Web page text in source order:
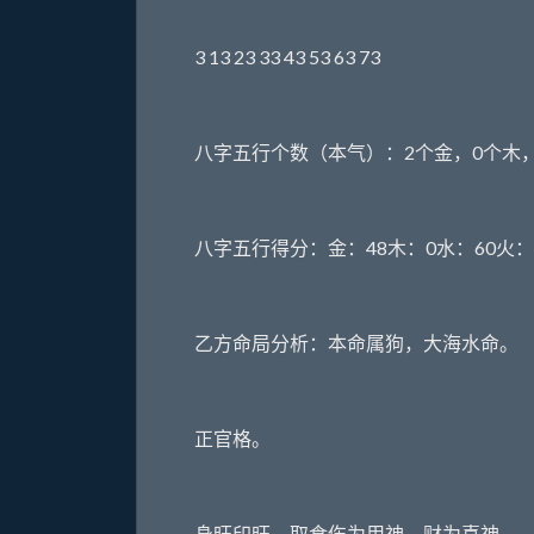
3 13 23 33 43 53 63 73
八字五行个数（本气）：2个金，0个木
八字五行得分：金：48木：0水：60火
乙方命局分析：本命属狗，大海水命。
正官格。